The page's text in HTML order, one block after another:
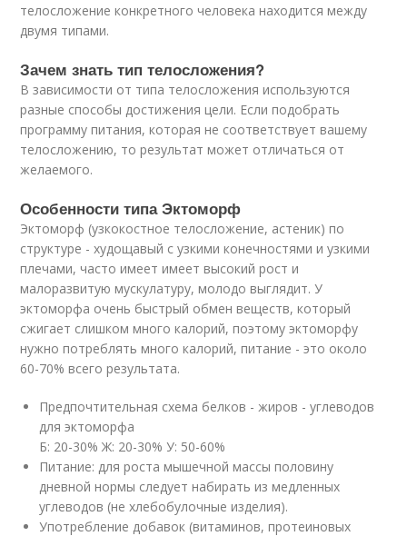
телосложение конкретного человека находится между
двумя типами.
Зачем знать тип телосложения?
В зависимости от типа телосложения используются
разные способы достижения цели. Если подобрать
программу питания, которая не соответствует вашему
телосложению, то результат может отличаться от
желаемого.
Особенности типа Эктоморф
Эктоморф (узкокостное телосложение, астеник) по
структуре - худощавый с узкими конечностями и узкими
плечами, часто имеет имеет высокий рост и
малоразвитую мускулатуру, молодо выглядит. У
эктоморфа очень быстрый обмен веществ, который
сжигает слишком много калорий, поэтому эктоморфу
нужно потреблять много калорий, питание - это около
60-70% всего результата.
Предпочтительная схема белков - жиров - углеводов
для эктоморфа
Б: 20-30% Ж: 20-30% У: 50-60%
Питание: для роста мышечной массы половину
дневной нормы следует набирать из медленных
углеводов (не хлебобулочные изделия).
Употребление добавок (витаминов, протеиновых